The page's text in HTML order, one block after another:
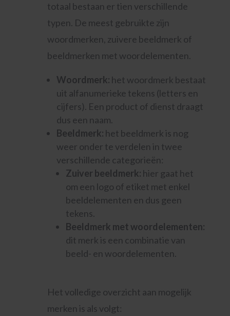
totaal bestaan er tien verschillende
typen. De meest gebruikte zijn
woordmerken, zuivere beeldmerk of
beeldmerken met woordelementen.
Woordmerk: het woordmerk bestaat
uit alfanumerieke tekens (letters en
cijfers). Een product of dienst draagt
dus een naam.
Beeldmerk: het beeldmerk is nog
weer onder te verdelen in twee
verschillende categorieën:
Zuiver beeldmerk: hier gaat het
om een logo of etiket met enkel
beeldelementen en dus geen
tekens.
Beeldmerk met woordelementen:
dit merk is een combinatie van
beeld- en woordelementen.
Het volledige overzicht aan mogelijk
merken is als volgt: